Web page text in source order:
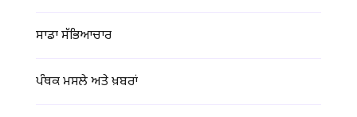
ਸਾਡਾ ਸੱਭਿਆਚਾਰ
ਪੰਥਕ ਮਸਲੇ ਅਤੇ ਖ਼ਬਰਾਂ